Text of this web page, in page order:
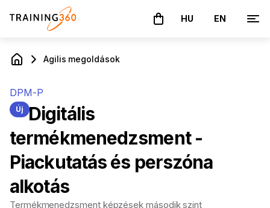
A kosár üres
HU EN
Agilis megoldások
DPM-P
Új Digitális
termékmenedzsment -
Piackutatás és perszóna
alkotás
Termékmenedzsment képzések második szint